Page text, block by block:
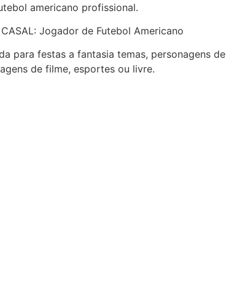
americano profissional.
CASAL: Jogador de Futebol Americano
para festas a fantasia temas, personagens de
de filme, esportes ou livre.